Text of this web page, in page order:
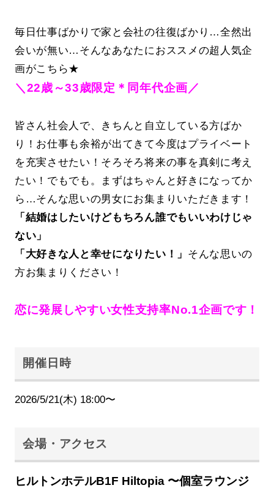
毎日仕事ばかりで家と会社の往復ばかり…全然出
会いが無い…そんなあなたにおススメの超人気企
画がこちら★
＼22歳～33歳限定＊同年代企画／
皆さん社会人で、きちんと自立している方ばか
り！お仕事も余裕が出てきて今度はプライベート
を充実させたい！そろそろ将来の事を真剣に考え
たい！でもでも。まずはちゃんと好きになってか
ら…そんな思いの男女にお集まりいただきます！
「結婚はしたいけどもちろん誰でもいいわけじゃ
ない」
「大好きな人と幸せになりたい！」 そんな思いの
方お集まりください！
恋に発展しやすい女性支持率No.1企画です！
開催日時
2026/5/21(木) 18:00〜
会場・アクセス
ヒルトンホテルB1F Hiltopia 〜個室ラウンジ